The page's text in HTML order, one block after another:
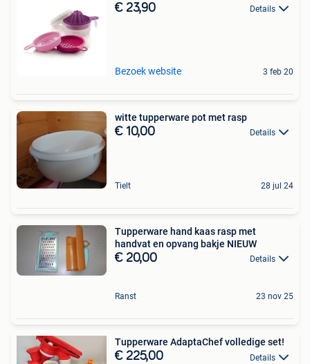
€ 23,90 Details
Bezoek website 3 feb 20
witte tupperware pot met rasp
€ 10,00 Details
Tielt 28 jul 24
Tupperware hand kaas rasp met
handvat en opvang bakje NIEUW
€ 20,00 Details
Ranst 23 nov 25
Tupperware AdaptaChef volledige set!
€ 225,00 Details